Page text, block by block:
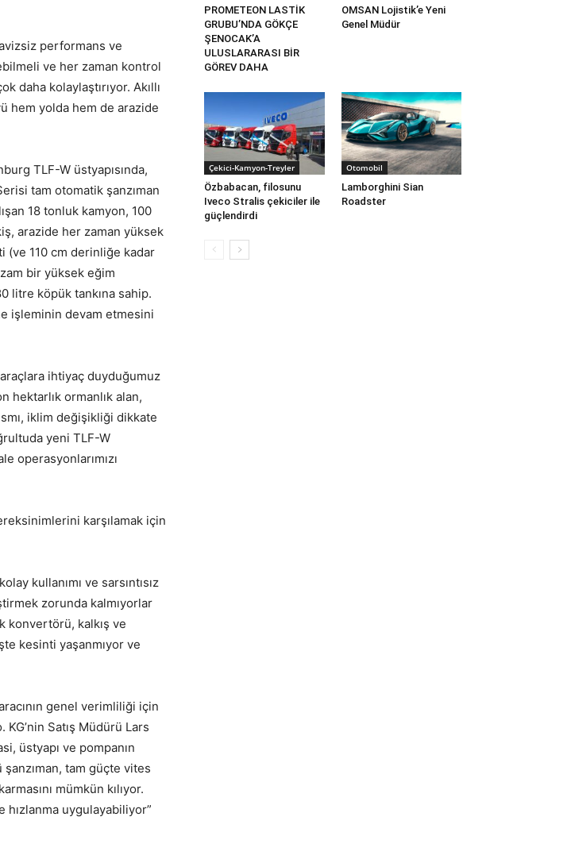
performans ve
ve her zaman kontrol
daha kolaylaştırıyor. Akıllı
hem yolda hem de arazide
TLF-W üstyapısında,
tam otomatik şanzıman
18 tonluk kamyon, 100
arazide her zaman yüksek
(ve 110 cm derinliğe kadar
bir yüksek eğim
litre köpük tankına sahip.
işleminin devam etmesini
ihtiyaç duyduğumuz
hektarlık ormanlık alan,
iklim değişikliği dikkate
yeni TLF-W
operasyonlarımızı
karşılamak için
kullanımı ve sarsıntısız
zorunda kalmıyorlar
konvertörü, kalkış ve
kesinti yaşanmıyor ve
genel verimliliği için
Satış Müdürü Lars
üstyapı ve pompanın
tam güçte vites
mümkün kılıyor.
hızlanma uygulayabiliyor”
PROMETEON LASTİK
GRUBU’NDA GÖKÇE
ŞENOCAK’A
ULUSLARARASI BİR
GÖREV DAHA
OMSAN Lojistik’e Yeni
Genel Müdür
Çekici-Kamyon-Treyler
Özbabacan, filosunu
Iveco Stralis çekiciler ile
güçlendirdi
Otomobil
Lamborghini Sian
Roadster